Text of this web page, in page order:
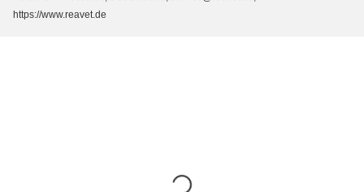
https://www.reavet.de